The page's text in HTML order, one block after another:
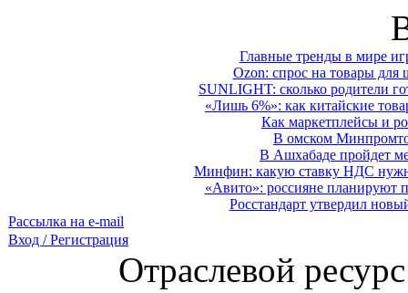
Главные тренды в мире
Ozon: спрос на товары для
SUNLIGHT: сколько родители
«Лишь 6%»: как китайские
Как маркетплейсы и
В омском
В Ашхабаде пройдет
Минфин: какую ставку НДС
«Авито»: россияне планируют
Росстандарт утвердил
Рассылка на e-mail
Вход / Регистрация
Отраслевой